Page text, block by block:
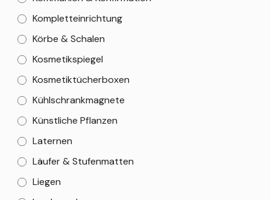
Kompletteinrichtung
Körbe & Schalen
Kosmetikspiegel
Kosmetiktücherboxen
Kühlschrankmagnete
Künstliche Pflanzen
Laternen
Läufer & Stufenmatten
Liegen